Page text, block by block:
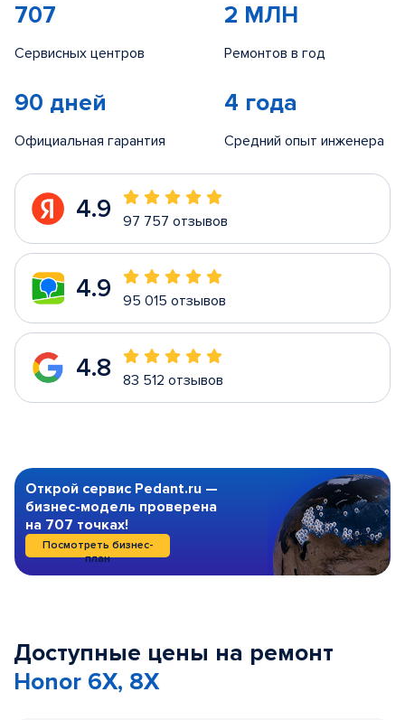
707
Сервисных центров
2 МЛН
Ремонтов в год
90 дней
Официальная гарантия
4 года
Средний опыт инженера
4.9 97 757 отзывов
4.9 95 015 отзывов
4.8 83 512 отзывов
Открой сервис Pedant.ru —
бизнес-модель проверена
на 707 точках!
Посмотреть бизнес-
план
Доступные цены на ремонт
Honor 6X, 8X